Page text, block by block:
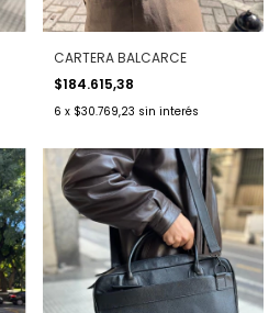
CARTERA BALCARCE
$184.615,38
6 x $30.769,23 sin interés